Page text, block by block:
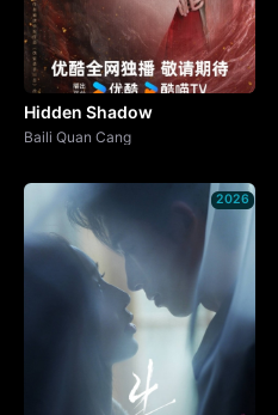
Hidden Shadow
Baili Quan Cang
2026